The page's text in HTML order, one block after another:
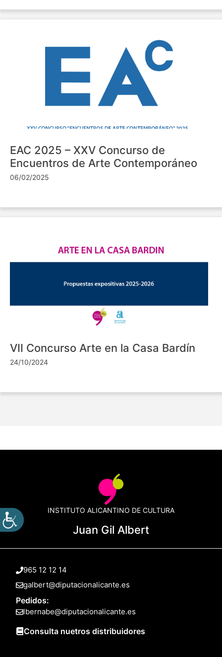
EAC 2025 – XXV Concurso de
Encuentros de Arte Contemporáneo
06/02/2025
VII Concurso Arte en la Casa Bardín
24/10/2024
INSTITUTO ALICANTINO DE CULTURA
Juan Gil Albert
965 12 12 14
galbert@diputacionalicante.es
Pedidos:
lbernabe@diputacionalicante.es
Consulta nuetros distribuidores